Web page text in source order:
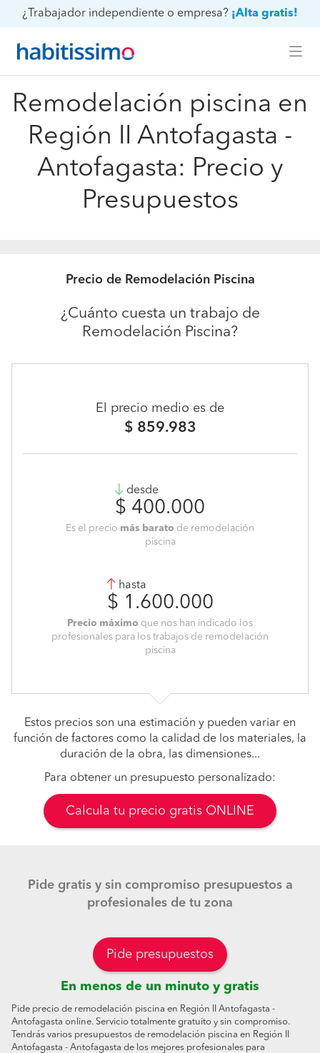
¿Trabajador independiente o empresa? ¡Alta gratis!
Remodelación piscina en
Región II Antofagasta -
Antofagasta: Precio y
Presupuestos
Precio de Remodelación Piscina
¿Cuánto cuesta un trabajo de
Remodelación Piscina?
El precio medio es de
$ 859.983
desde
$ 400.000
Es el precio más barato de remodelación
piscina
hasta
$ 1.600.000
Precio máximo que nos han indicado los
profesionales para los trabajos de remodelación
piscina
Estos precios son una estimación y pueden variar en
función de factores como la calidad de los materiales, la
duración de la obra, las dimensiones...
Para obtener un presupuesto personalizado:
Calcula tu precio gratis ONLINE
Pide gratis y sin compromiso presupuestos a
profesionales de tu zona
Pide presupuestos
En menos de un minuto y gratis
Pide precio de remodelación piscina en Región II Antofagasta -
Antofagasta online. Servicio totalmente gratuito y sin compromiso.
Tendrás varios presupuestos de remodelación piscina en Región II
Antofagasta - Antofagasta de los mejores profesionales para